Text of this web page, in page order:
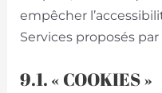
empêcher
Services proposés par
9.1. « COOKIES »